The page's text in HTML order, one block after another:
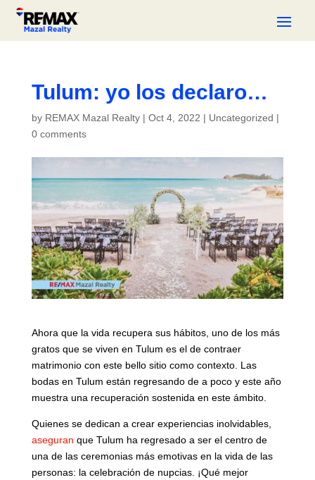
Tulum: yo los declaro…
by REMAX Mazal Realty| Oct 4, 2022 | Uncategorized |
0 comments
Ahora que la vida recupera sus hábitos, uno de los más
gratos que se viven en Tulum es el de contraer
matrimonio con este bello sitio como contexto. Las
bodas en Tulum están regresando de a poco y este año
muestra una recuperación sostenida en este ámbito.
Quienes se dedican a crear experiencias inolvidables,
aseguran que Tulum ha regresado a ser el centro de
una de las ceremonias más emotivas en la vida de las
personas: la celebración de nupcias. ¡Qué mejor